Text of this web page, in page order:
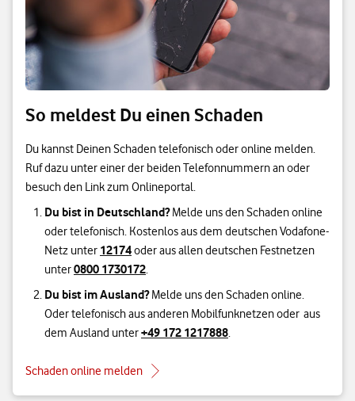
So meldest Du einen Schaden
Du kannst Deinen Schaden telefonisch oder online melden.
Ruf dazu unter einer der beiden Telefonnummern an oder
besuch den Link zum Onlineportal.
Du bist in Deutschland?Melde uns den Schaden online
oder telefonisch. Kostenlos aus dem deutschen Vodafone-
Netz unter 12174oder aus allen deutschen Festnetzen
unter0800 1730172.
Du bist im Ausland?Melde uns den Schaden online.
Oder telefonisch aus anderen Mobilfunknetzen oder aus
dem Ausland unter+49 172 1217888.
Schaden online melden